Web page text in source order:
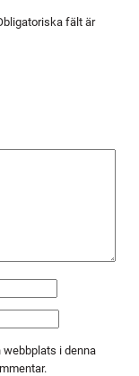
fält är
i denna